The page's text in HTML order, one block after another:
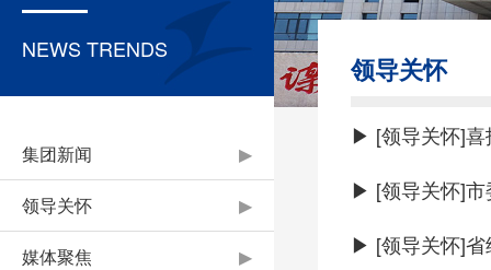
NEWS TRENDS
集团新闻 ▶
领导关怀 ▶
媒体聚焦 ▶
领导关怀